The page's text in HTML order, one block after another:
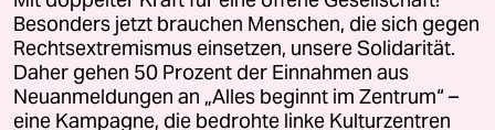
wenden Sie sich bitte an
lizenzen@taz.de
Feedback Redaktionsstatut Kommune-Richtlinien
Besonders jetzt brauchen Menschen, die sich gegen
Rechtsextremismus einsetzen, unsere Solidarität.
Daher gehen 50 Prozent der Einnahmen aus
Neuanmeldungen an „Alles beginnt im Zentrum“ –
eine Kampagne, die bedrohte linke Kulturzentren